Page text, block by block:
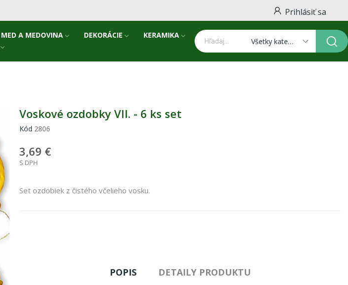
Prihlásiť sa
MED A MEDOVINA DEKORÁCIE
KERAMIKA
Všetky kategórie
Voskové ozdobky VII. - 6 ks set
Kód 2806
3,69 €
S DPH
Set ozdobiek z čistého včelieho vosku.
POPIS DETAILY PRODUKTU